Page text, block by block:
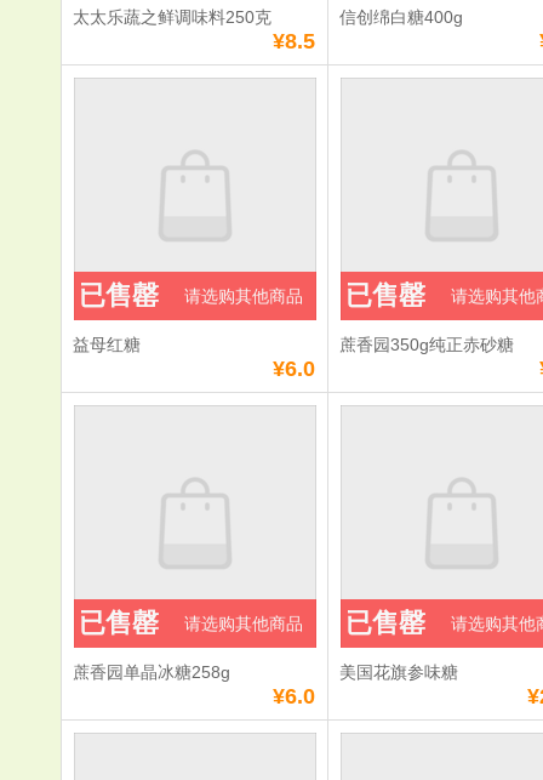
太太乐蔬之鲜调味料250克
¥8.5
信创绵白糖400g
益母红糖
¥6.0
已售罄 请选购其他商品
蔗香园350g纯正赤砂糖
已售罄 请选购其他
蔗香园单晶冰糖258g
¥6.0
已售罄 请选购其他商品
美国花旗参味糖
已售罄 请选购其他